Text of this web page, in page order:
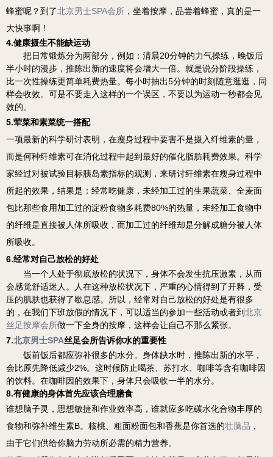
蜂蜜呢？到了北京男士SPA会所 ，坐着按摩，品尝着蜂蜜，真的是一
大快事啊！
4.健康摄生不能缺运动
把日常锻炼分为两部分，例如：清晨20分钟的力气操练，晚饭后
半小时的漫步，推陈出新的速度将会增大一倍。就是说分阶段操练，
比一次性操练更简单耗费热量。每小时抽出5分钟的时刻随意逛逛，同
样会收效。可是不要走入这样的一个误区，不要以为运动一秒都会见
效的。
5.荤菜和素菜统一搭配
一项最新的科学研讨表明，在瘦身过程中要害不是摄入纤维素的量，
而是何种纤维素可在消化过程中起到最好的催化脂肪耗费效果。科学
家经过对被试验目标胰岛素指标的观测，来研讨纤维素在瘦身过程中
所起的效果，结果是：经常吃健康，未经加工过的生果蔬菜、全麦面
包比那些食用加工过的淀粉食物多耗费80%的热量，未经加工食物中
的纤维是直接被人体所吸收，而加工过的纤维却是分解成糖分被人体
所吸收。
6.经常对自己放松的好处
当一个人处于彻底放松的状况下，身体不会发生抗压激素，从而
会感觉舒适迷人。人在这种放松状况下，严重的心情得到了开释，受
压的肌肤也获得了歇息感。所以，经常对自己放松的好处是有很多
的，在我们下班放假的情况下，可以适当的参加一些活动或者到北京
丝足按摩会所做一下全身的按摩，这样会让自己不那么紧张。
7.北京男士SPA丝足会所告诉你水的重要性
饭前饭后都应弥补很多的水分。身体缺水时，推陈出新的水平，
会比原先降低减少2%。这时候防止喝茶、苏打水、咖啡等含有咖啡因
的饮料。在咖啡因的效果下，身体只会吸收一半的水分。
8.有健康的身体首先应该合理膳食
谁想脑子灵，思想敏捷和作业效率高，谁就应多吃碳水化合物丰厚的
食物和弥补维生素B。核桃、粗面粉面包和香蕉是你首选的壮脑品 ，
由于它们供给你脑力劳动所必需的精力营养。